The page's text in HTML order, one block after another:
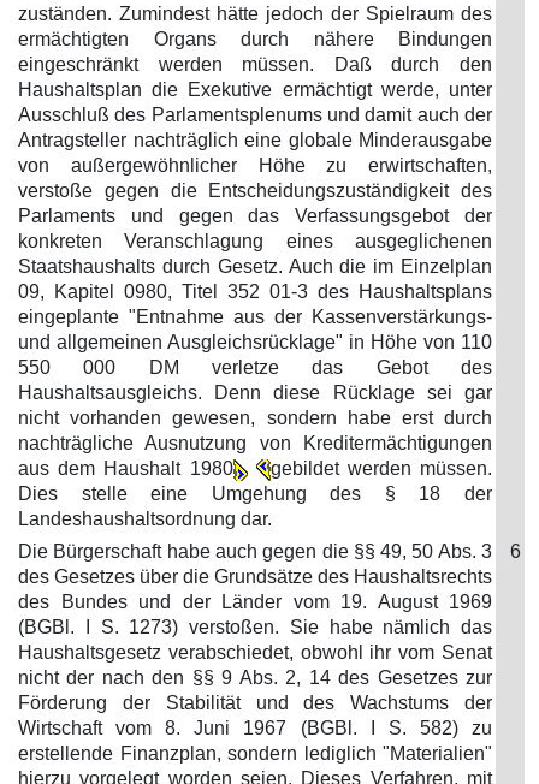
zuständen. Zumindest hätte jedoch der Spielraum des
ermächtigten Organs durch nähere Bindungen
eingeschränkt werden müssen. Daß durch den
Haushaltsplan die Exekutive ermächtigt werde, unter
Ausschluß des Parlamentsplenums und damit auch der
Antragsteller nachträglich eine globale Minderausgabe
von außergewöhnlicher Höhe zu erwirtschaften,
verstoße gegen die Entscheidungszuständigkeit des
Parlaments und gegen das Verfassungsgebot der
konkreten Veranschlagung eines ausgeglichenen
Staatshaushalts durch Gesetz. Auch die im Einzelplan
09, Kapitel 0980, Titel 352 01-3 des Haushaltsplans
eingeplante "Entnahme aus der Kassenverstärkungs-
und allgemeinen Ausgleichsrücklage" in Höhe von 110
550 000 DM verletze das Gebot des
Haushaltsausgleichs. Denn diese Rücklage sei gar
nicht vorhanden gewesen, sondern habe erst durch
nachträgliche Ausnutzung von Kreditermächtigungen
aus dem Haushalt 1980
gebildet werden müssen.
Dies stelle eine Umgehung des § 18 der
Landeshaushaltsordnung dar.
Die Bürgerschaft habe auch gegen die §§ 49, 50 Abs. 3
des Gesetzes über die Grundsätze des Haushaltsrechts
des Bundes und der Länder vom 19. August 1969
(BGBl. I S. 1273) verstoßen. Sie habe nämlich das
Haushaltsgesetz verabschiedet, obwohl ihr vom Senat
nicht der nach den §§ 9 Abs. 2, 14 des Gesetzes zur
Förderung der Stabilität und des Wachstums der
Wirtschaft vom 8. Juni 1967 (BGBl. I S. 582) zu
erstellende Finanzplan, sondern lediglich "Materialien"
hierzu vorgelegt worden seien. Dieses Verfahren, mit
6